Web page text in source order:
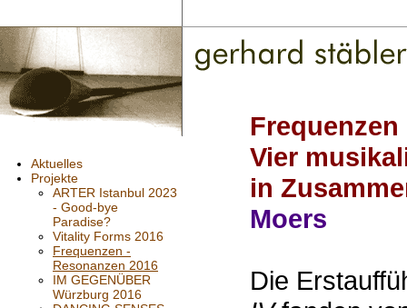
Aktuelles
Projekte
ARTER Istanbul 2023
- Good-bye
Paradise?
Vitality Forms 2016
Frequenzen -
Resonanzen 2016
IM GEGENÜBER
Würzburg 2016
Vier
in
Moers
Die